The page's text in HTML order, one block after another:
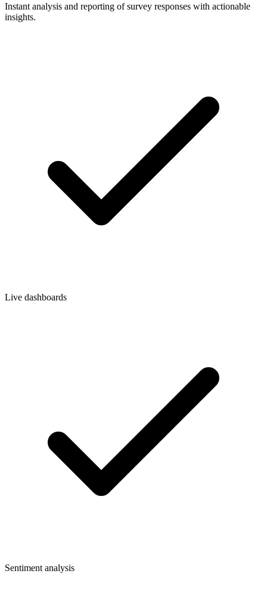
Instant analysis and reporting of survey responses with actionable
insights.
Live dashboards
Sentiment analysis